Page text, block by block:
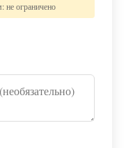
ограничено